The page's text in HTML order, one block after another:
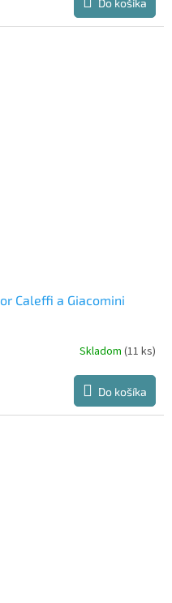
Caleffi a Giacomini
Skladom(11 ks)
Do košíka